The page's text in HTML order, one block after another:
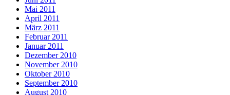
Mai 2011
April 2011
März 2011
Februar 2011
Januar 2011
Dezember 2010
November 2010
Oktober 2010
September 2010
August 2010